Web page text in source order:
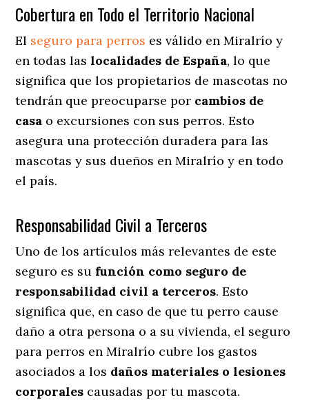
Cobertura en Todo el Territorio Nacional
El seguro para perros es válido en Miralrío y
en todas laslocalidades de España, lo que
significa que los propietarios de mascotas no
tendrán que preocuparse por cambios de
casa o excursiones con sus perros. Esto
asegura una protección duradera para las
mascotas y sus dueños en Miralrío y en todo
el país.
Responsabilidad Civil a Terceros
Uno de los artículos más relevantes de este
seguro es su función como seguro de
responsabilidad civil a terceros. Esto
significa que, en caso de que tu perro cause
daño a otra persona o a su vivienda, el seguro
para perros en Miralrío cubre los gastos
asociados a los daños materiales o lesiones
corporales causadas por tu mascota.